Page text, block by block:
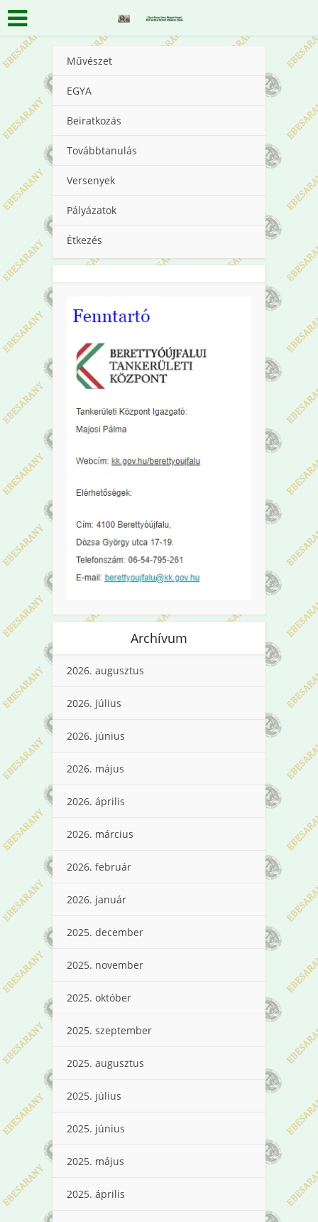
Művészet
EGYA
Beiratkozás
Továbbtanulás
Versenyek
Pályázatok
Étkezés
Archívum
2026. augusztus
2026. július
2026. június
2026. május
2026. április
2026. március
2026. február
2026. január
2025. december
2025. november
2025. október
2025. szeptember
2025. augusztus
2025. július
2025. június
2025. május
2025. április